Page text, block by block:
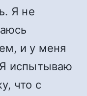
Я не
и у меня
испытываю
что с